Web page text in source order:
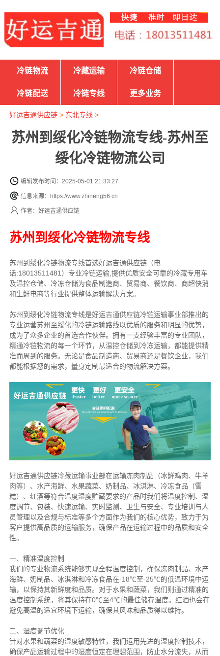
冷链物流 冷藏运输 冷链仓储
冷链配送 冷链专线 更多业务
好运吉通供应链> 东北专线 >
苏州到绥化冷链物流专线-苏州至
绥化冷链物流公司
编辑发布时间：2025-05-01 21:33:27
信息来源：https://www.zhineng56.cn
作者：好运吉通供应链
苏州到绥化冷链物流专线
苏州到绥化冷链物流专线首选好运吉通供应链（电
话:18013511481）专业冷链运输,提供优质安全可靠的冷藏专用车
及温控仓储、冷冻仓储为食品制造商、贸易商、餐饮商、商超快消
和生鲜电商等行业提供整体运输解决方案。
苏州到绥化冷链物流专线是好运吉通供应链冷链运输事业部推出的
专业运营苏州至绥化的冷链运输路线以优质的服务和明显的优势，
成为了众多企业的首选合作伙伴。拥有一支经验丰富的专业团队，
精通冷链物流的每一个环节，从温控仓储到冷冻运输，都能提供精
准而周到的服务。无论是食品制造商、贸易商还是餐饮企业，我们
都能根据您的需求，量身定制最适合的物流解决方案。
好运吉通供应链冷藏运输事业部在运输冻肉制品（冰鲜鸡肉、牛羊
肉等）、水产海鲜、水果蔬菜、奶制品、冰淇淋、冷冻食品（雪
糕）、红酒等符合温度湿度贮藏要求的产品时我们将温度控制、湿
度调节、包装、快速运输、实时监测、卫生与安全、专业培训与人
员管理以及合规与标准等多个方面作为我们的核心优势，致力于为
客户提供高品质的运输服务，确保产品在运输过程中的品质和安全
性。
一、精准温度控制
我们的专业物流系统能够实现全程温度控制，确保冻肉制品、水产
海鲜、奶制品、冰淇淋和冷冻食品在-18℃至-25℃的低温环境中运
输，以保持其新鲜度和品质。对于水果和蔬菜，我们则通过精准的
温度控制系统，将其保持在0℃至4℃的最佳储存温度。红酒也会在
避免高温的适宜环境下运输，确保其风味和品质得以维持。
二、湿度调节优化
针对水果和蔬菜的湿度敏感特性，我们运用先进的湿度控制技术，
确保产品运输过程中的湿度恒定在理想范围，防止水分流失，从而